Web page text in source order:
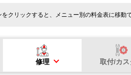
クリックすると、メニュー別の料金表に移動で
修理 取付/カス